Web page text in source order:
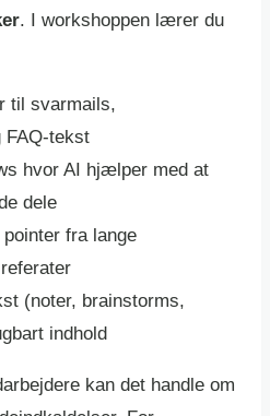
. I workshoppen lærer du
til svarmails,
FAQ-tekst
hvor AI hjælper med at
dele
fra lange
(noter, brainstorms,
indhold
kan det handle om